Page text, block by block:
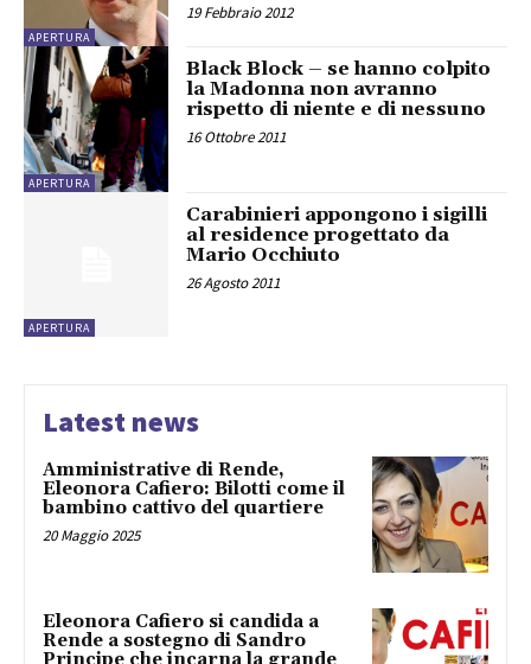
APERTURA
19 Febbraio 2012
APERTURA
Black Block – se hanno colpito
la Madonna non avranno
rispetto di niente e di nessuno
16 Ottobre 2011
APERTURA
Carabinieri appongono i sigilli
al residence progettato da
Mario Occhiuto
26 Agosto 2011
Latest news
Amministrative di Rende,
Eleonora Cafiero: Bilotti come il
bambino cattivo del quartiere
20 Maggio 2025
Eleonora Cafiero si candida a
Rende a sostegno di Sandro
Principe che incarna la grande